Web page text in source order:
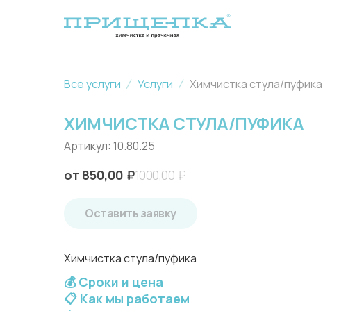
Все услуги Услуги Химчистка стула/пуфика
ХИМЧИСТКА СТУЛА/ПУФИКА
Артикул: 10.80.25
850,00 ₽1000,00₽
Оставить заявку
Химчистка стула/пуфика
💰 Сроки и цена
📋 Как мы работаем